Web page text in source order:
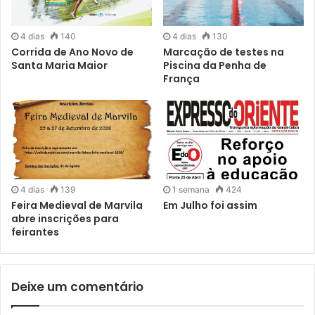
desportivos, a trazer eventos de prestígio para a cidade e
a promover um estilo de vida cada vez mais saudável para
os lisboetas”, afirma o presidente da autarquia, Carlos
Moedas.
medidas de apoio à cultura, no total de 250 mil euros, e
propostas de delegação de competências para a Junta de
Freguesia do Parque das Nações.
4 dias 140
Corrida de Ano Novo de
Santa Maria Maior
4 dias 130
Marcação de testes na
Piscina da Penha de
França
4 dias 139
Feira Medieval de Marvila
abre inscrições para
feirantes
1 semana 424
Em Julho foi assim
Deixe um comentário